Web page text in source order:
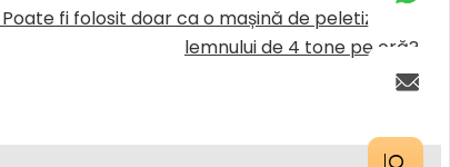
fi folosit doar ca o mașină de peletizare a
lemnului de 4 tone pe oră?